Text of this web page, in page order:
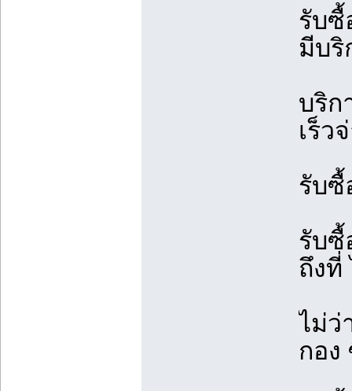
รับซื้
มีบริ
บริก
เร็ว
รับซื้
รับซื้
ถึงที่
ไม่ว่
กอง